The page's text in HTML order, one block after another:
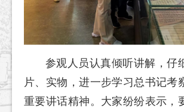
参观人员认真倾听讲解，仔
片、实物，进一步学习总书记考
重要讲话精神。大家纷纷表示，